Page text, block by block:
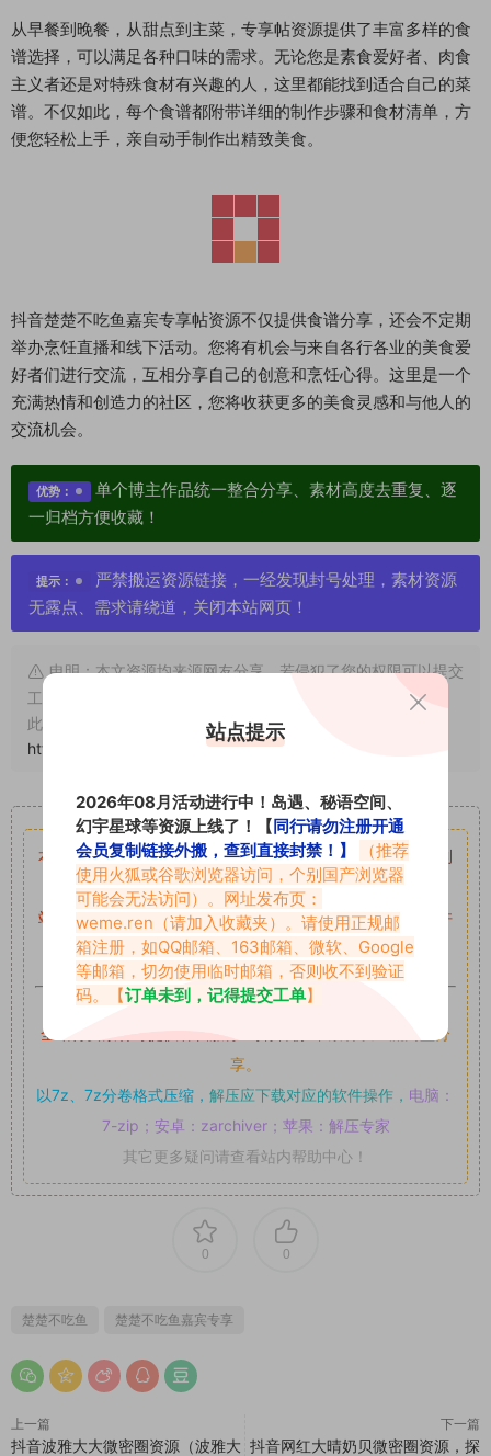
从早餐到晚餐，从甜点到主菜，专享帖资源提供了丰富多样的食
谱选择，可以满足各种口味的需求。无论您是素食爱好者、肉食
主义者还是对特殊食材有兴趣的人，这里都能找到适合自己的菜
谱。不仅如此，每个食谱都附带详细的制作步骤和食材清单，方
便您轻松上手，亲自动手制作出精致美食。
抖音楚楚不吃鱼嘉宾专享帖资源不仅提供食谱分享，还会不定期
举办烹饪直播和线下活动。您将有机会与来自各行各业的美食爱
好者们进行交流，互相分享自己的创意和烹饪心得。这里是一个
充满热情和创造力的社区，您将收获更多的美食灵感和与他人的
交流机会。
优势：
单个博主作品统一整合分享、素材高度去重复、逐
一归档方便收藏！
提示：
严禁搬运资源链接，一经发现封号处理，素材资源
无露点、需求请绕道，关闭本站网页！
申明：本文资源均来源网友分享，若侵犯了您的权限可以提交
工单处理。
此外本文章皆属于原创文章，转载请注明出处！原文链接：
https://abcjyw.com/1964.html
重要声明
本站资源均来自网络分享，如有侵犯你的权益请私信留言
收到
留言后，我们会第一时间进行审核后删除。
站内资源为网友个人学习或测试研究使用，未经原版权作者许
可,禁止用于任何商业途径！请在下载24小时内删除！
如果遇到付费才可获取的素材，建议升级
全站付费素材可提供补档服务
素材以主流网盘分
享。
以7z、7z分卷格式压缩， 解压应下载对应的软件操作， 电脑：
7-zip；安卓：zarchiver；苹果：解压专家
其它更多疑问请查看站内帮助中心！
0 0
楚楚不吃鱼 楚楚不吃鱼嘉宾专享
上一篇
抖音波雅大大微密圈资源（波雅大
下一篇
抖音网红大晴奶贝微密圈资源，探
站点提示
2026年08月活动进行中！岛遇、秘语空间、
幻宇星球等资源上线了！【同行请勿注册开通
会员复制链接外搬，查到直接封禁！】
（推荐
使用火狐或谷歌浏览器访问，个别国产浏览器
可能会无法访问）。网址发布页：
weme.ren （请加入收藏夹）。请使用正规邮
箱注册，如QQ邮箱、163邮箱、微软、Google
等邮箱，切勿使用临时邮箱，否则收不到验证
码。【订单未到，记得提交工单】